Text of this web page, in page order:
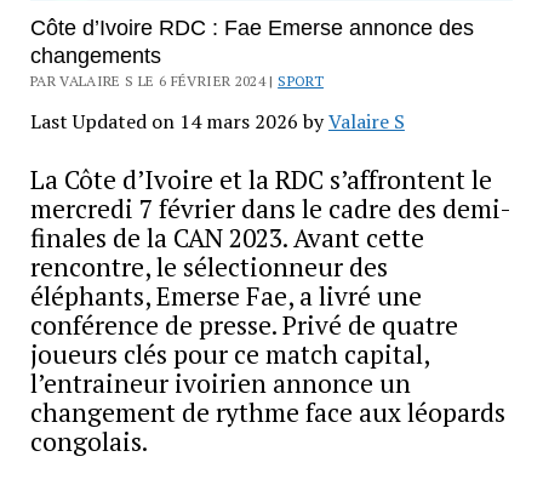
Côte d’Ivoire RDC : Fae Emerse annonce des
changements
PAR VALAIRE S LE 6 FÉVRIER 2024 | SPORT
Last Updated on 14 mars 2026 byValaire S
La Côte d’Ivoire et la RDC s’affrontent le
mercredi 7 février dans le cadre des demi-
finales de la CAN 2023. Avant cette
rencontre, le sélectionneur des
éléphants, Emerse Fae, a livré une
conférence de presse. Privé de quatre
joueurs clés pour ce match capital,
l’entraineur ivoirien annonce un
changement de rythme face aux léopards
congolais.